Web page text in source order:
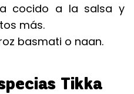
cocido a la salsa y
más.
basmati o naan.
Tikka